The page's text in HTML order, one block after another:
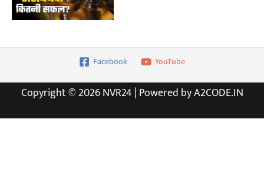
Facebook YouTube
Copyright © 2026 NVR24 | Powered by A2CODE.IN